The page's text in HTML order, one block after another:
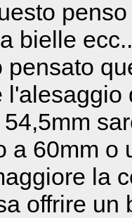
bielle
a 60mm o
la
offrire